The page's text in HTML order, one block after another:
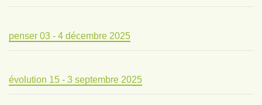
penser 03 - 4 décembre 2025
évolution 15 - 3 septembre 2025